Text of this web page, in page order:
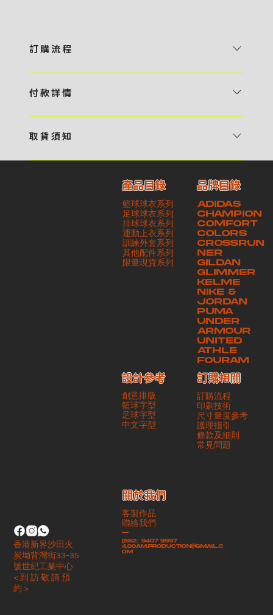
訂 購 流 程
預 約 〉，參看官網上的商品目錄和作品照片去選擇心儀的款式，同時可
報價 貴客可透過電郵方式或 WhatsApp 平台提交定製資料，4AM 團
相關價目，貴客最終確認後將獲取正式完整單據，請安排繳付貨款訂金以
啟動貨品製作 4 / 商品印製 訂金核實後，4AM 團隊將隨即開始製作 5
/ 貨品提取 商品製作完成後，4AM 團隊將聯絡貴客安排貨款餘額及提取
貨品。貴客可選擇最適合的付款方式以及取貨安排
付 款 詳 情
・ Payme ・ 現金機入數 ・ 銀行櫃檯入數 ・ ATM自動櫃員機轉帳 ・
交易單據。如貴客欲更改電郵地址，請與 4AM 團隊聯絡 - 貴客的付款
記錄可透過電郵 或 WhatsApp平台（ 請註明訂單編號 ）交予4AM 團
隊核實有關款項 - 任何轉帳或換匯交易手續費等額外費用，一概不歸屬
本公司之責任 - 貴客請於收獲本公司正式訂購單據後 3 個工作天內安排
付款。如未能按期繳付所需款項，貴客須緻交因逾期所衍生之額外行政費
取 貨 須 知
請與4AM團隊職員聯絡預約取貨時間｜​ ・ GoGoVan ｜即日完成配送
服務｜運費由貴客現金支付司機｜ ・ 順豐速運 ｜貨件運送需要多於2－
3個工作天｜到付｜​ - 貴客請於貨品可取日起之 10 個工作天內安排提取
貨品，如逾期未取，本公司將不予保存相關貨品。有關貨款訂金將不予歸
還，貴客仍須負責貨款餘額 - 貴客請於收貨時小心核對貨品數量及檢查
貨品品質 - 基於 S.F. Express / GoGoVan 等託運商為第三方服務，
本公司將保證貨品安全到達第三方手中。如第三方在運送過程中引致任何
有關貨品之遺失、損毀、誤投或運送延誤，本公司一律不負責
產品目錄
籃球球衣系列
足球球衣系列
排球球衣系列
運動上衣系列
訓練外套系列
其他配件系列
​限量現貨系列
ADIDAS
CHAMPION
COMFORT
COLORS
CROSSRUN
NER
GILDAN
GLIMMER
KELME
NIKE &
JORDAN
PUMA
UNDER
ARMOUR
UNITED
ATHLE
FOURAM
品牌目錄
創意排版
籃球字型
足球字型
​中文字型
設計參考
訂購流程
印刷技術
尺寸量度參考
護理指引
條款及細則
​常見問題
訂購相關
客製作品
聯絡我們
-
(852）9407 9997
4.00am.production@gmail.c
om
​關於我們
香港新界沙田火
炭坳背灣街33-35
號世紀工業中心
< 到 訪 敬 請 預
約 >